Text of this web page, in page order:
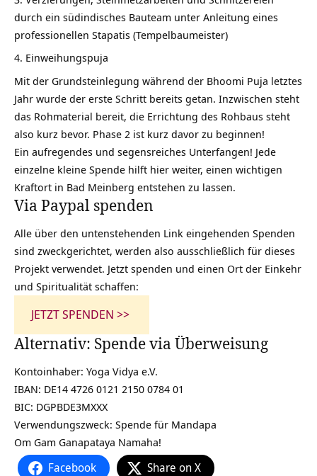
durch ein südindisches Bauteam unter Anleitung eines
professionellen Stapatis (Tempelbaumeister)
Einweihungspuja
Mit der Grundsteinlegung während der Bhoomi Puja letztes
Jahr wurde der erste Schritt bereits getan. Inzwischen steht
das Rohmaterial bereit, die Errichtung des Rohbaus steht
also kurz bevor. Phase 2 ist kurz davor zu beginnen!
Ein aufregendes und segensreiches Unterfangen! Jede
einzelne kleine Spende hilft hier weiter, einen wichtigen
Kraftort in Bad Meinberg entstehen zu lassen.
Via Paypal spenden
Alle über den untenstehenden Link eingehenden Spenden
sind zweckgerichtet, werden also ausschließlich für dieses
Projekt verwendet. Jetzt spenden und einen Ort der Einkehr
und Spiritualität schaffen:
JETZT SPENDEN >>
Alternativ: Spende via Überweisung
Kontoinhaber: Yoga Vidya e.V.
IBAN: DE14 4726 0121 2150 0784 01
BIC: DGPBDE3MXXX
Verwendungszweck: Spende für Mandapa
Om Gam Ganapataya Namaha!
Facebook Share on X